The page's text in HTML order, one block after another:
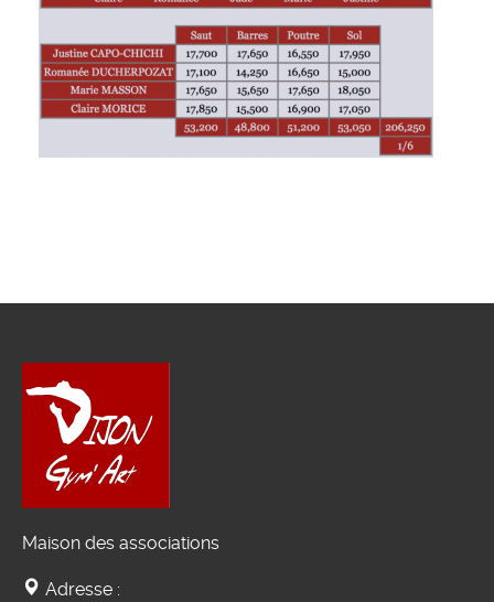
Maison des associations
Adresse :